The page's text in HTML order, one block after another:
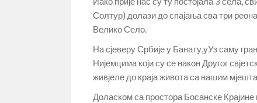
Солтур) долази до спајања сва три
Велико Село.
На сјеверу Србије у Банату,уУз саму
Нијемцима који су се након Другог
живјеле до краја живота са нашим
Доласком са простора Босанске